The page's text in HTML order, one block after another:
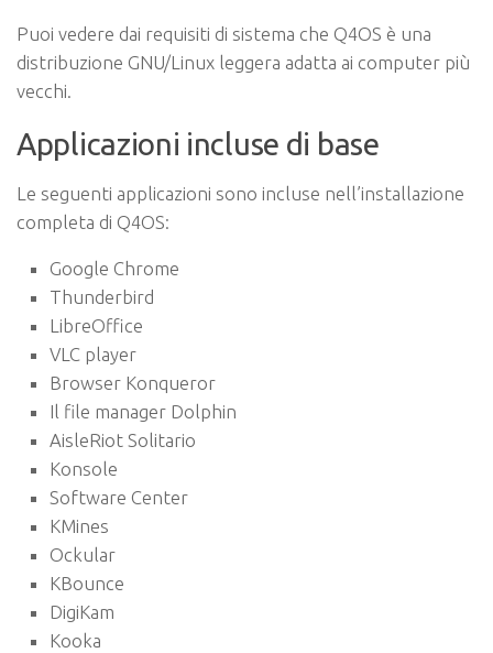
Puoi vedere dai requisiti di sistema che Q4OS è una
distribuzione GNU/Linux leggera adatta ai computer più
vecchi.
Applicazioni incluse di base
Le seguenti applicazioni sono incluse nell’installazione
completa di Q4OS:
Google Chrome
Thunderbird
LibreOffice
VLC player
Browser Konqueror
Il file manager Dolphin
AisleRiot Solitario
Konsole
Software Center
KMines
Ockular
KBounce
DigiKam
Kooka